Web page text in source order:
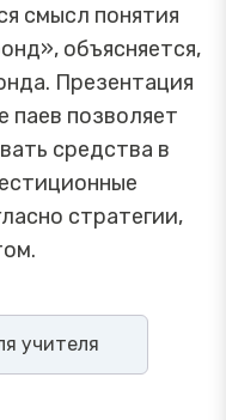
смысл понятия
объясняется,
Презентация
паев позволяет
средства в
стратегии,
учителя